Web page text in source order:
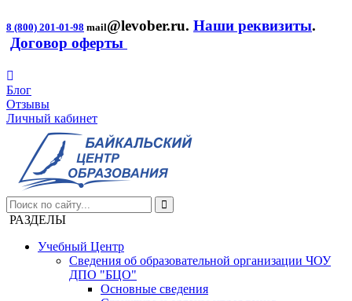
8 (800) 201-01-98 mail@levober.ru. Наши реквизиты.
Договор оферты
Блог
Отзывы
Личный кабинет
РАЗДЕЛЫ
Учебный Центр
Сведения об образовательной организации ЧОУ
ДПО "БЦО"
Основные сведения